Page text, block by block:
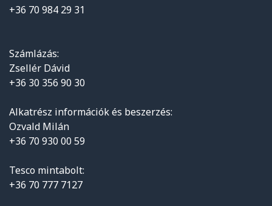
+36 70 984 29 31
Számlázás:
Zsellér Dávid
+36 30 356 90 30
Alkatrész információk és beszerzés:
Ozvald Milán
+36 70 930 00 59
Tesco mintabolt:
+36 70 777 7127